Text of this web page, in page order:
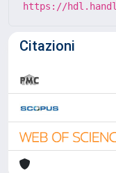
https://
Citazioni